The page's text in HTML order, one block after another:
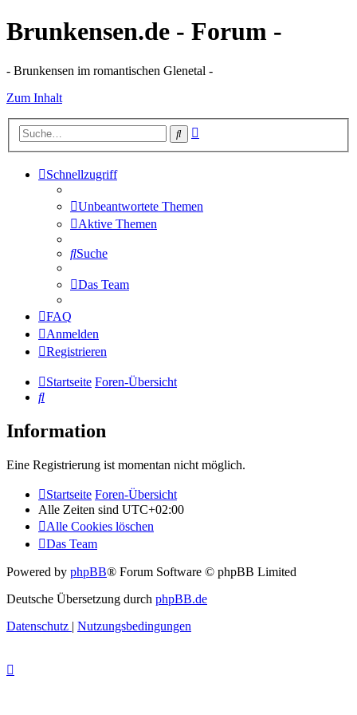
Brunkensen.de - Forum -
- Brunkensen im romantischen Glenetal -
Zum Inhalt
Suche
Schnellzugriff
Unbeantwortete Themen
Aktive Themen
Suche
Das Team
FAQ
Anmelden
Registrieren
Startseite Foren-Übersicht
Suche
Information
Eine Registrierung ist momentan nicht möglich.
Startseite Foren-Übersicht
Alle Zeiten sind UTC+02:00
Alle Cookies löschen
Das Team
Powered by phpBB® Forum Software © phpBB Limited
Deutsche Übersetzung durch phpBB.de
Datenschutz | Nutzungsbedingungen